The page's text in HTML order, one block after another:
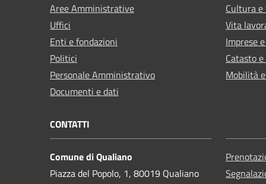
Aree Amministrative
Uffici
Enti e fondazioni
Politici
Personale Amministrativo
Documenti e dati
Cultura
Vita
Imprese
Catasto
Mobilità
CONTATTI
Comune di Qualiano
Piazza del Popolo, 1, 80019 Qualiano